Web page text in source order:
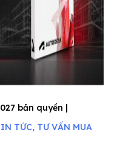
bản quyền |
TỨC, TƯ VẤN MUA